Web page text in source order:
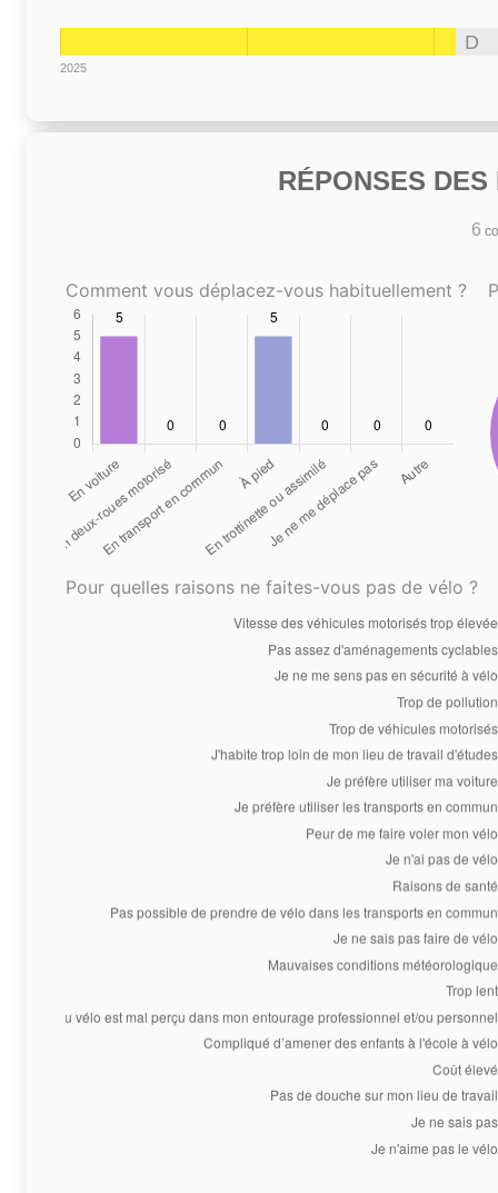
D
2025
RÉPONSES
6
Comment vous déplacez-vous habituellement ?
Pour quelles raisons ne faites-vous pas de vélo ?